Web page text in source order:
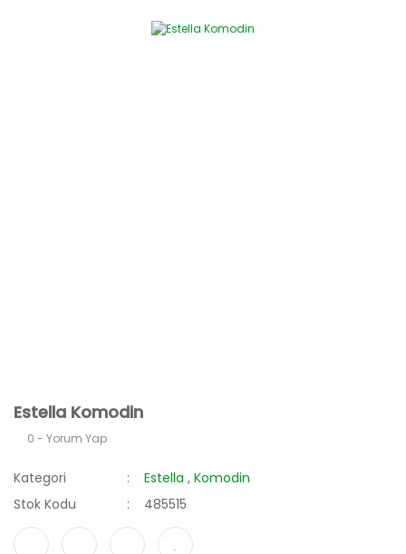
Estella Komodin
0 - Yorum Yap
Kategori Estella ,Komodin
Stok Kodu
485515